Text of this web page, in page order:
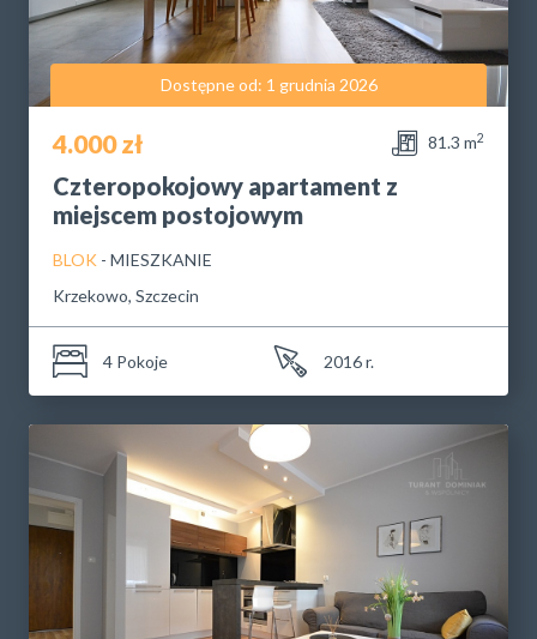
Dostępne od: 1 grudnia 2026
4.000 zł 81.3 m2
Czteropokojowy apartament z
miejscem postojowym
BLOK - MIESZKANIE
Krzekowo, Szczecin
4 Pokoje 2016 r.